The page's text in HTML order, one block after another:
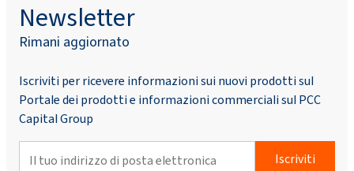
Newsletter
Rimani aggiornato
Iscriviti per ricevere informazioni sui nuovi prodotti sul
Portale dei prodotti e informazioni commerciali sul PCC
Capital Group
Iscriviti